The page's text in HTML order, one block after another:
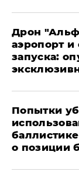
Дрон
аэропорт
запуска:
Попытки
о позиции